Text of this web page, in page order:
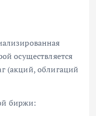
осуществляется
(акций, облигаций
биржи: